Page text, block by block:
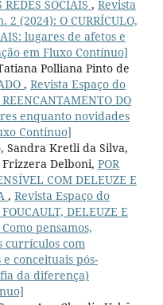
SOCIAIS , Revista
(2024): O CURRÍCULO,
lugares de afetos e
em Fluxo Contínuo]
Polliana Pinto de
, Revista Espaço do
DO
enquanto novidades
Contínuo]
Sandra Kretli da Silva,
Delboni, POR
COM DELEUZE E
, Revista Espaço do
DELEUZE E
Como pensamos,
currículos com
conceituais pós-
da diferença)